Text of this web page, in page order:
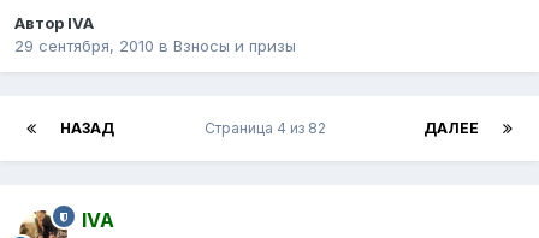
Автор IVA
29 сентября, 2010 в Взносы и призы
НАЗАД ДАЛЕЕ
Страница 4 из 82
IVA